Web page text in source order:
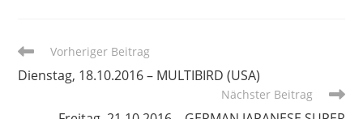
Weitere
ansehen
Vorheriger Beitrag
Dienstag, 18.10.2016 – MULTIBIRD (USA)
Nächster Beitrag